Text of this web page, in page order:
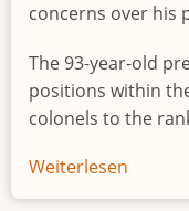
concerns over his
The 93-year-old
positions within
colonels to the
Weiterlesen